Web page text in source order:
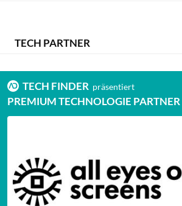
TECH PARTNER
TECH FINDER präsentiert
PREMIUM TECHNOLOGIE PARTNER